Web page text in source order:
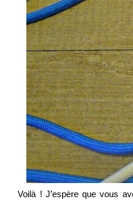
Voilà ! J’espère que vous